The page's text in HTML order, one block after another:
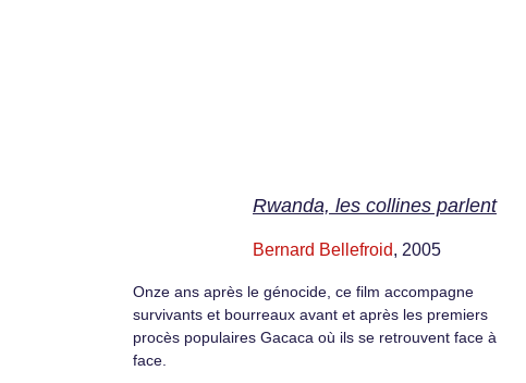
Rwanda, les collines parlent
Bernard Bellefroid, 2005
Onze ans après le génocide, ce film accompagne
survivants et bourreaux avant et après les premiers
procès populaires Gacaca où ils se retrouvent face à
face.